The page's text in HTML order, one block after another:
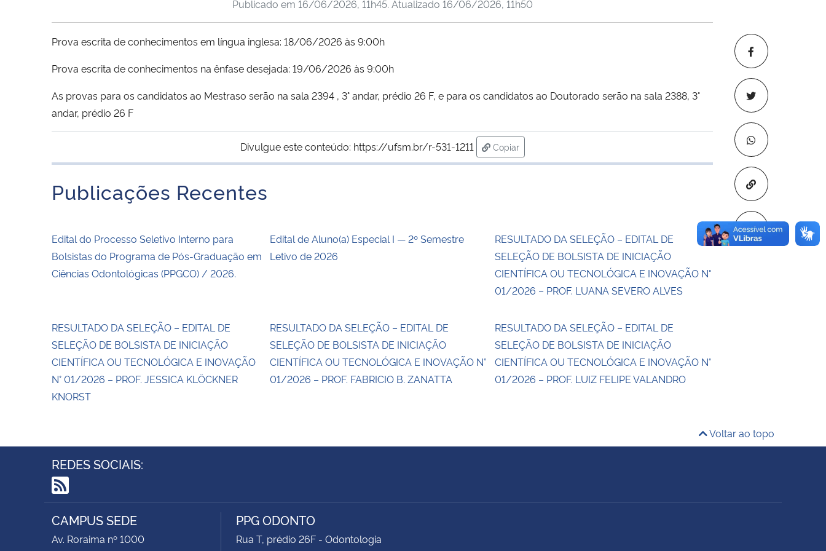
Copiar para
Publicado em 16/06/2026, 11h45. Atualizado 16/06/2026, 11h50
Prova escrita de conhecimentos em língua inglesa: 18/06/2026 às 9:00h
Prova escrita de conhecimentos na ênfase desejada: 19/06/2026 às 9:00h
As provas para os candidatos ao Mestraso serão na sala 2394 , 3° andar, prédio 26 F, e para os candidatos ao Doutorado serão na sala 2388, 3°
andar, prédio 26 F
Divulgue este conteúdo: https://ufsm.br/r-531-1211
Copiar
para área de transferência
Publicações Recentes
Edital do Processo Seletivo Interno para
Bolsistas do Programa de Pós-Graduação em
Ciências Odontológicas (PPGCO) / 2026.
Edital de Aluno(a) Especial I — 2º Semestre
Letivo de 2026
RESULTADO DA SELEÇÃO – EDITAL DE
SELEÇÃO DE BOLSISTA DE INICIAÇÃO
CIENTÍFICA OU TECNOLÓGICA E INOVAÇÃO N°
01/2026 – PROF. LUANA SEVERO ALVES
RESULTADO DA SELEÇÃO – EDITAL DE
SELEÇÃO DE BOLSISTA DE INICIAÇÃO
CIENTÍFICA OU TECNOLÓGICA E INOVAÇÃO
N° 01/2026 – PROF. JESSICA KLÖCKNER
KNORST
RESULTADO DA SELEÇÃO – EDITAL DE
SELEÇÃO DE BOLSISTA DE INICIAÇÃO
CIENTÍFICA OU TECNOLÓGICA E INOVAÇÃO N°
01/2026 – PROF. FABRICIO B. ZANATTA
RESULTADO DA SELEÇÃO – EDITAL DE
SELEÇÃO DE BOLSISTA DE INICIAÇÃO
CIENTÍFICA OU TECNOLÓGICA E INOVAÇÃO N°
01/2026 – PROF. LUIZ FELIPE VALANDRO
Voltar ao topo
REDES SOCIAIS:
RSS
CAMPUS SEDE
Av. Roraima nº 1000
PPG ODONTO
Rua T, prédio 26F - Odontologia